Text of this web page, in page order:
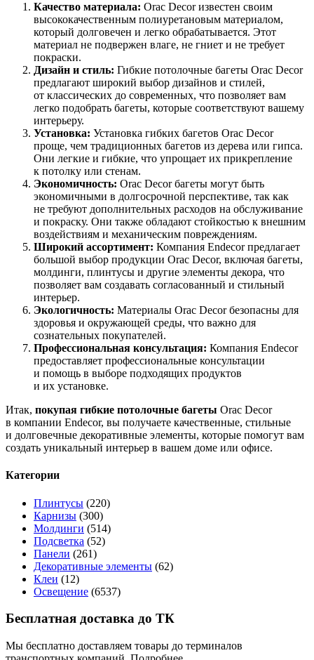
Качество материала: Orac Decor известен своим
высококачественным полиуретановым материалом,
который долговечен и легко обрабатывается. Этот
материал не подвержен влаге, не гниет и не требует
покраски.
Дизайн и стиль: Гибкие потолочные багеты Orac Decor
предлагают широкий выбор дизайнов и стилей,
от классических до современных, что позволяет вам
легко подобрать багеты, которые соответствуют вашему
интерьеру.
Установка: Установка гибких багетов Orac Decor
проще, чем традиционных багетов из дерева или гипса.
Они легкие и гибкие, что упрощает их прикрепление
к потолку или стенам.
Экономичность: Orac Decor багеты могут быть
экономичными в долгосрочной перспективе, так как
не требуют дополнительных расходов на обслуживание
и покраску. Они также обладают стойкостью к внешним
воздействиям и механическим повреждениям.
Широкий ассортимент: Компания Endecor предлагает
большой выбор продукции Orac Decor, включая багеты,
молдинги, плинтусы и другие элементы декора, что
позволяет вам создавать согласованный и стильный
интерьер.
Экологичность: Материалы Orac Decor безопасны для
здоровья и окружающей среды, что важно для
сознательных покупателей.
Профессиональная консультация: Компания Endecor
предоставляет профессиональные консультации
и помощь в выборе подходящих продуктов
и их установке.
Итак, покупая гибкие потолочные багеты Orac Decor
в компании Endecor, вы получаете качественные, стильные
и долговечные декоративные элементы, которые помогут вам
создать уникальный интерьер в вашем доме или офисе.
Категории
Плинтусы (220)
Карнизы (300)
Молдинги (514)
Подсветка (52)
Панели (261)
Декоративные элементы (62)
Клеи (12)
Освещение (6537)
Бесплатная доставка до ТК
Мы бесплатно доставляем товары до терминалов